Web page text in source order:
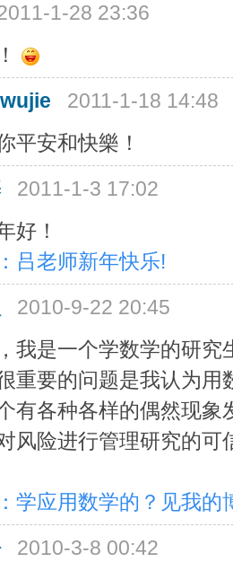
1-28 23:36
2011-1-18 14:48
平安和快樂！
2011-1-3 17:02
好！
吕老师新年快乐!
2010-9-22 20:45
我是一个学数学的研究
重要的问题是我认为
有各种各样的偶然现
风险进行管理研究的
学应用数学的？见我的
2010-3-8 00:42